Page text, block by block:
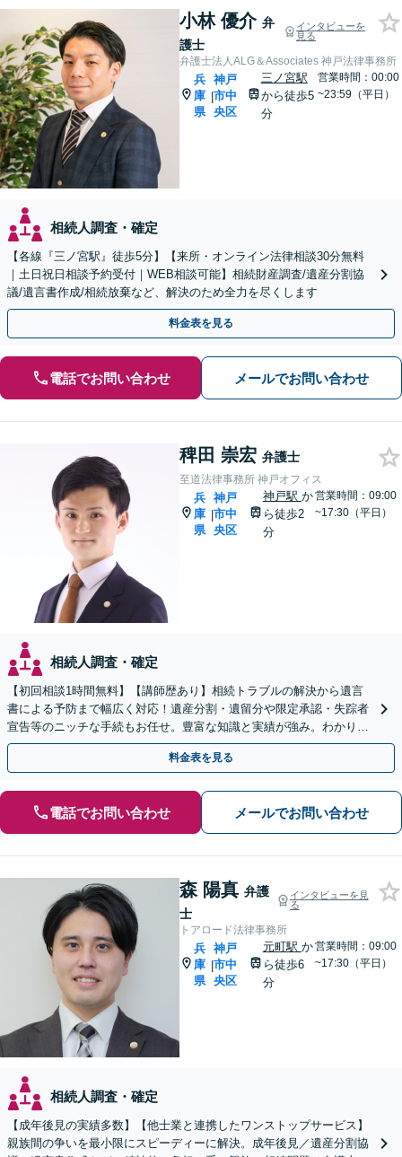
小林 優介 弁
護士
インタビューを
見る
弁護士法人ALG＆Associates 神戸法律事務所
兵
庫
県
|
神戸
市中
央区
三ノ宮駅
から徒歩5
分
営業時間：00:00
~23:59（平日）
相続人調査・確定
【各線『三ノ宮駅』徒歩5分】【来所・オンライン法律相談30分無料
｜土日祝日相談予約受付｜WEB相談可能】相続財産調査/遺産分割協
議/遺言書作成/相続放棄など、解決のため全力を尽くします
料金表を見る
電話でお問い合わせ メールでお問い合わせ
稗田 崇宏 弁護士
至道法律事務所 神戸オフィス
兵
庫
県
|
神戸
市中
央区
神戸駅 か
ら徒歩2
分
営業時間：09:00
~17:30（平日）
相続人調査・確定
【初回相談1時間無料】【講師歴あり】相続トラブルの解決から遺言
書による予防まで幅広く対応！遺産分割・遺留分や限定承認・失踪者
宣告等のニッチな手続もお任せ。豊富な知識と実績が強み。わかりや
すく丁寧にご説明【Web相談・電話相談・夜間相談OK】
料金表を見る
電話でお問い合わせ メールでお問い合わせ
森 陽真 弁護
士
インタビューを見
る
トアロード法律事務所
兵
庫
県
|
神戸
市中
央区
元町駅 か
ら徒歩6
分
営業時間：09:00
~17:30（平日）
相続人調査・確定
【成年後見の実績多数】【他士業と連携したワンストップサービス】
親族間の争いを最小限にスピーディーに解決。成年後見／遺産分割協